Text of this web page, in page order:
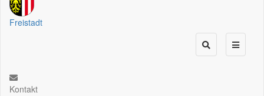
Freistadt
Kontakt